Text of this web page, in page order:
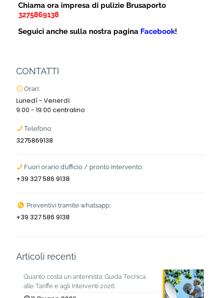
Chiama ora impresa di pulizie Brusaporto
3275869138
Seguici anche sulla nostra pagina Facebook!
CONTATTI
Orari:
Lunedì - Venerdì
9:00 - 19:00 centralino
Telefono:
3275869138
Fuori orario d’ufficio / pronto intervento:
+39 327 586 9138
Preventivi tramite whatsapp:
+39 327 586 9138
Articoli recenti
Quanto costa un antennista: Guida Tecnica
alle Tariffe e agli Interventi 2026